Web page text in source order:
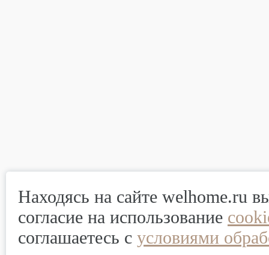
Находясь на сайте welhome.ru
согласие на использование
соглашаетесь с условиями